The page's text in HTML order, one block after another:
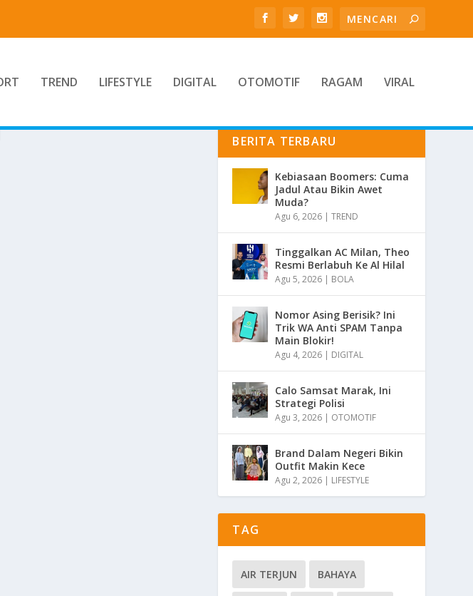
TREND LIFESTYLE DIGITAL OTOMOTIF RAGAM VIRAL
BERITA TERBARU
Kebiasaan Boomers: Cuma
Jadul Atau Bikin Awet
Muda?
Agu 6, 2026 |TREND
Tinggalkan AC Milan, Theo
Resmi Berlabuh Ke Al Hilal
Agu 5, 2026 | BOLA
Nomor Asing Berisik? Ini
Trik WA Anti SPAM Tanpa
Main Blokir!
Agu 4, 2026 | DIGITAL
Calo Samsat Marak, Ini
Strategi Polisi
Agu 3, 2026 | OTOMOTIF
Brand Dalam Negeri Bikin
Outfit Makin Kece
Agu 2, 2026 | LIFESTYLE
TAG
AIR TERJUN BAHAYA